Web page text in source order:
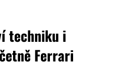
techniku i
Ferrari